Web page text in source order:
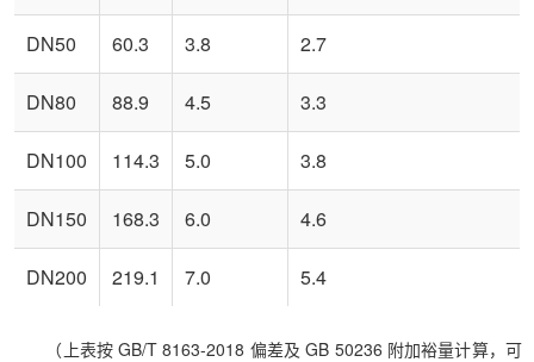
DN50 60.3 3.8 2.7
DN80 88.9 4.5 3.3
DN100 114.3 5.0 3.8
DN150 168.3 6.0 4.6
DN200 219.1 7.0 5.4
（上表按 GB/T 8163-2018 偏差及 GB 50236 附加裕量计算，可